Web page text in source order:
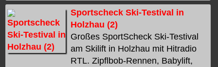
Sportscheck Ski-Testival in
Holzhau (2)
Großes SportScheck Ski-Testival
am Skilift in Holzhau mit Hitradio
RTL. Zipflbob-Rennen, Babylift,